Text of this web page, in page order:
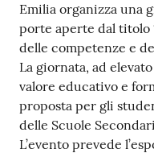
Sportello
telematico
SUE
Tutti
gli
argomenti...
Emilia organizza una
porte aperte dal titolo
delle competenze e
La giornata, ad
valore educativo e
proposta per gli
delle Scuole
L’evento prevede